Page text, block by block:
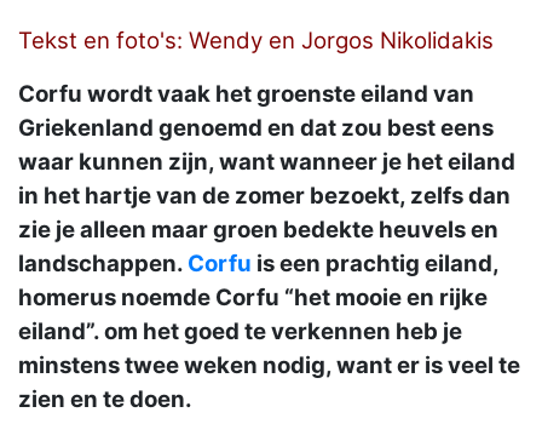
Tekst en foto's: Wendy en Jorgos Nikolidakis
Corfu wordt vaak het groenste eiland van
Griekenland genoemd en dat zou best eens
waar kunnen zijn, want wanneer je het eiland
in het hartje van de zomer bezoekt, zelfs dan
zie je alleen maar groen bedekte heuvels en
landschappen. Corfu is een prachtig eiland,
homerus noemde Corfu “het mooie en rijke
eiland”. om het goed te verkennen heb je
minstens twee weken nodig, want er is veel te
zien en te doen.